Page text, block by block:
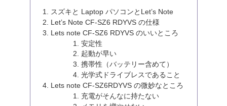
スズキと Laptop パソコンとLet’s Note
Let’s Note CF-SZ6 RDYVS の仕様
Lets note CF-SZ6 RDYVS のいいところ
安定性
起動が早い
携帯性（バッテリー含めて）
光学式ドライブレスであること
Lets note CF-SZ6RDYVS の微妙なところ
充電がそんなに持たない